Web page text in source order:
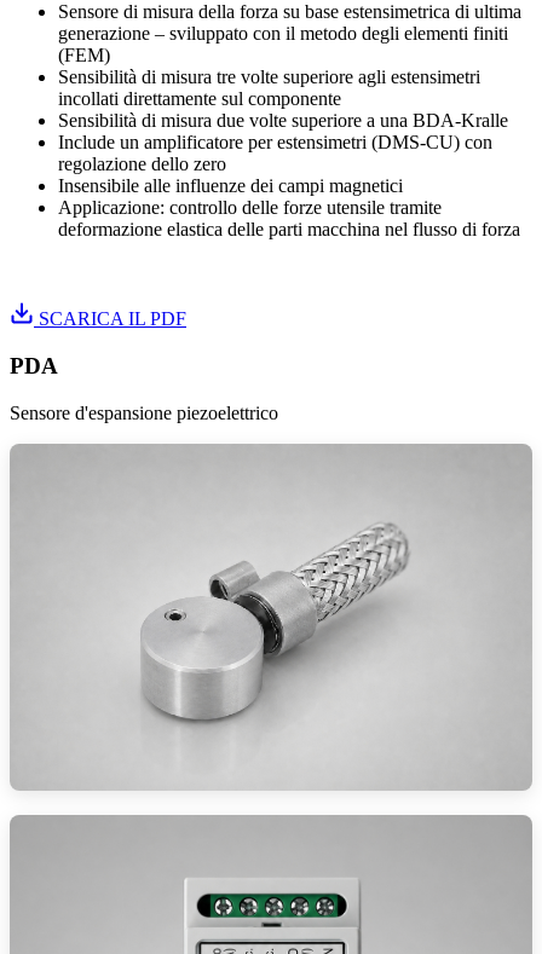
Sensore di misura della forza su base estensimetrica di ultima
generazione – sviluppato con il metodo degli elementi finiti
(FEM)
Sensibilità di misura tre volte superiore agli estensimetri
incollati direttamente sul componente
Sensibilità di misura due volte superiore a una BDA-Kralle
Include un amplificatore per estensimetri (DMS-CU) con
regolazione dello zero
Insensibile alle influenze dei campi magnetici
Applicazione: controllo delle forze utensile tramite
deformazione elastica delle parti macchina nel flusso di forza
SCARICA IL PDF
PDA
Sensore d'espansione piezoelettrico